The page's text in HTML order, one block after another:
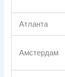
Атланта
Амстердам